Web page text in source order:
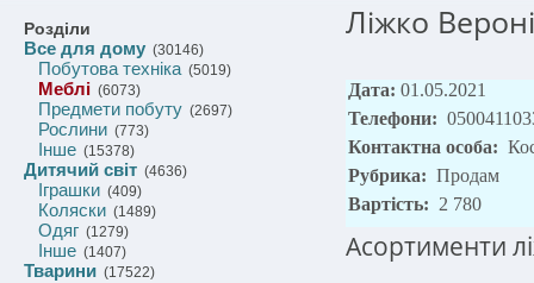
Розділи
Все для дому (30146)
Побутова техніка(5019)
Меблі (6073)
Предмети побуту (2697)
Рослини (773)
Інше (15378)
Дитячий світ (4636)
Іграшки (409)
Коляски (1489)
Одяг (1279)
Інше (1407)
Тварини (17522)
Ліжко
Дата: 01.05.2021
Телефони:
Контактна особа:
Рубрика: Продам
Вартість: 2 780
Асортименти